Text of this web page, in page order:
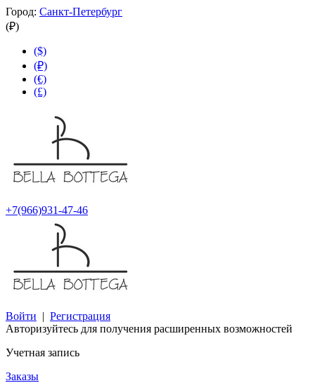
Город: Санкт-Петербург
(₽)
($)
(₽)
(€)
(£)
+7(966)931-47-46
Войти | Регистрация
Авторизуйтесь для получения расширенных возможностей
Учетная запись
Заказы